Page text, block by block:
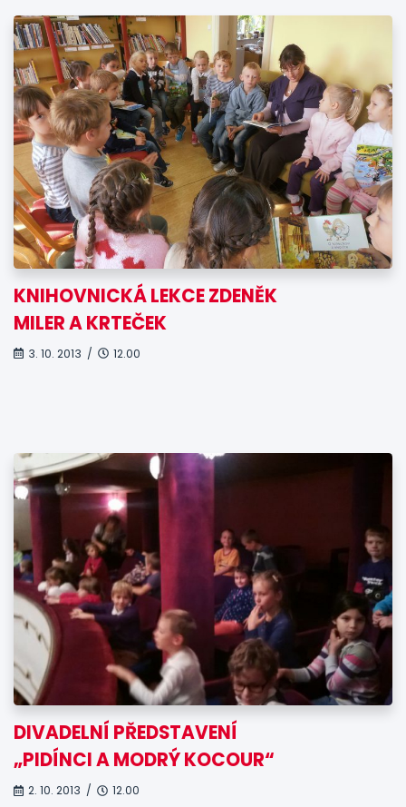
KNIHOVNICKÁ LEKCE ZDENĚK
MILER A KRTEČEK
3. 10. 2013 / 12.00
DIVADELNÍ PŘEDSTAVENÍ
„PIDÍNCI A MODRÝ KOCOUR“
2. 10. 2013 / 12.00